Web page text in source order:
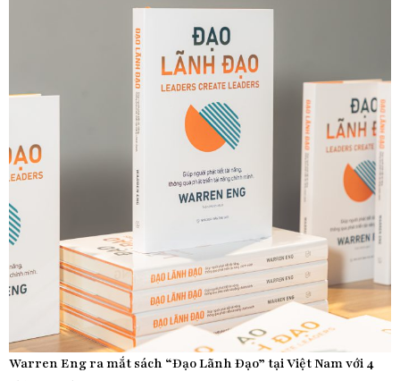
Warren Eng ra mắt sách “Đạo Lãnh Đạo” tại Việt Nam với 4